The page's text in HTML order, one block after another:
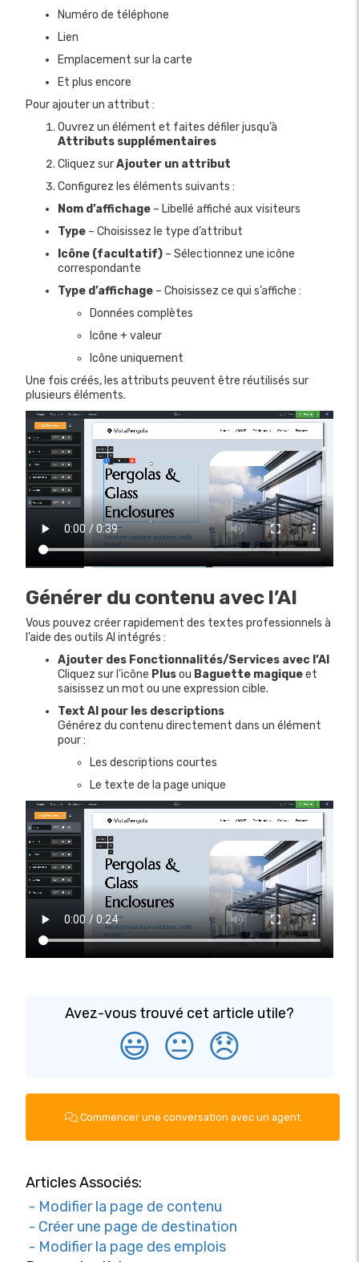
Numéro de téléphone
Lien
Emplacement sur la carte
Et plus encore
Pour ajouter un attribut :
Ouvrez un élément et faites défiler jusqu’à
Attributs supplémentaires
Cliquez surAjouter un attribut
Configurez les éléments suivants :
Nom d’affichage – Libellé affiché aux visiteurs
Type – Choisissez le type d’attribut
Icône (facultatif) – Sélectionnez une icône
correspondante
Type d’affichage – Choisissez ce qui s’affiche :
Données complètes
Icône + valeur
Icône uniquement
Une fois créés, les attributs peuvent être réutilisés sur
plusieurs éléments.
Générer du contenu avec l’AI
Vous pouvez créer rapidement des textes professionnels à
l’aide des outils AI intégrés :
Ajouter des Fonctionnalités/Services avec l’AI
Cliquez sur l’icône Plusou Baguette magiqueet
saisissez un mot ou une expression cible.
Text AI pour les descriptions
Générez du contenu directement dans un élément
pour :
Les descriptions courtes
Le texte de la page unique
Avez-vous trouvé cet article utile?
😃 😐 😞
Commencer une conversation avec un agent
Articles Associés:
- Modifier la page de contenu
- Créer une page de destination
- Modifier la page des emplois